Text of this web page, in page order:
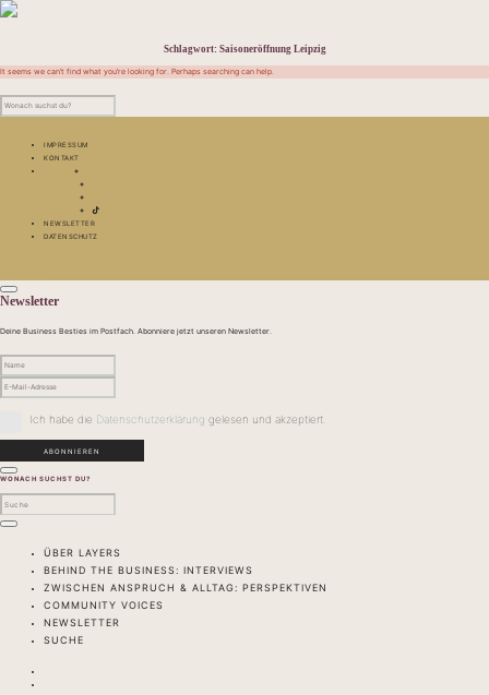
Schlagwort: Saisoneröffnung Leipzig
It seems we can’t find what you’re looking for. Perhaps searching can help.
IMPRESSUM
KONTAKT
NEWSLETTER
DATENSCHUTZ
Newsletter
Deine Business Besties im Postfach. Abonniere jetzt unseren Newsletter.
Ich habe die Datenschutzerklärung gelesen und akzeptiert.
WONACH SUCHST DU?
ÜBER LAYERS
BEHIND THE BUSINESS: INTERVIEWS
ZWISCHEN ANSPRUCH & ALLTAG: PERSPEKTIVEN
COMMUNITY VOICES
NEWSLETTER
SUCHE